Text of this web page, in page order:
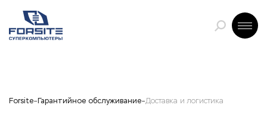
Forsite Гарантийное обслуживание Доставка и логистика